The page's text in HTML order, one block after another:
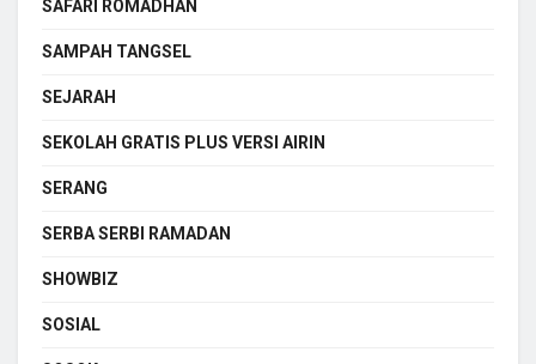
SAFARI ROMADHAN
SAMPAH TANGSEL
SEJARAH
SEKOLAH GRATIS PLUS VERSI AIRIN
SERANG
SERBA SERBI RAMADAN
SHOWBIZ
SOSIAL